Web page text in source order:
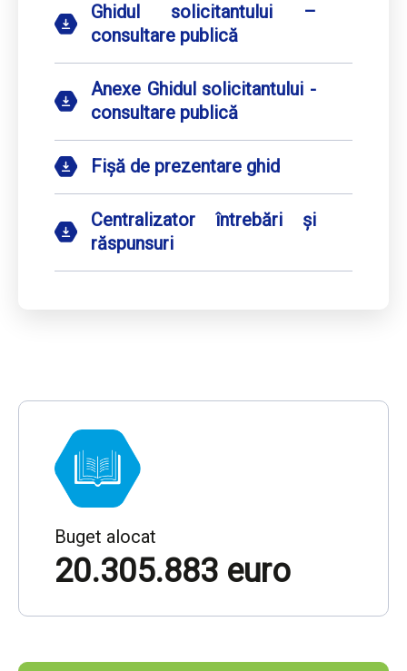
Ghidul solicitantului –
consultare publică
Anexe Ghidul solicitantului -
consultare publică
Fișă de prezentare ghid
Centralizator întrebări și
răspunsuri
Buget alocat
20.305.883 euro